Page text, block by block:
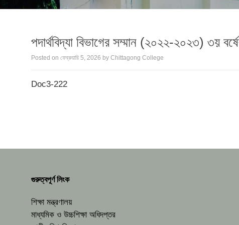
পদার্থবিদ্যা বিভাগের সম্মান (২০২২-২০২৩) ৩য়
Posted on ফেব্রুয়ারি 5, 2026 by Chittagong College
Doc3-222
গুরুত্বপূর্ণ লিংক
শিক্ষা মন্ত্রণালয়
মাধ্যমিক ও উচ্চশিক্ষা অধিদপ্তর